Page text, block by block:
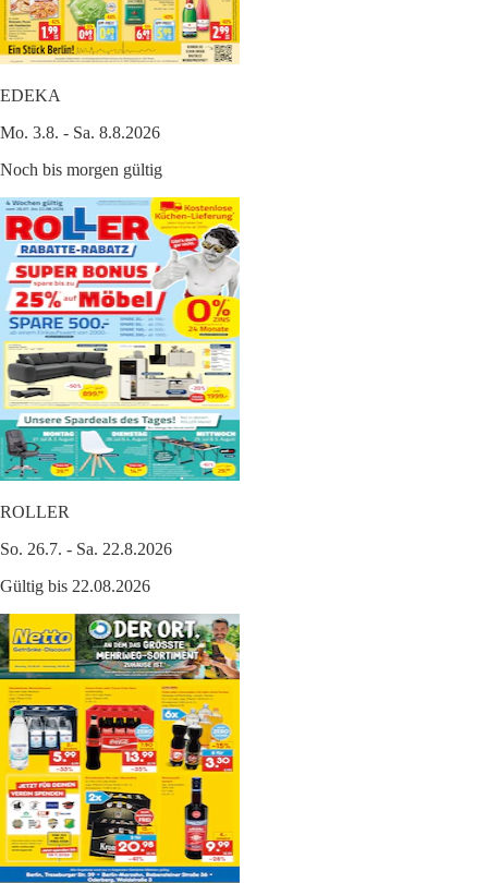
EDEKA
Mo. 3.8. - Sa. 8.8.2026
Noch bis morgen gültig
ROLLER
So. 26.7. - Sa. 22.8.2026
Gültig bis 22.08.2026